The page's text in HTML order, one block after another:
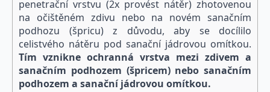
penetrační vrstvu (2x provést nátěr) zhotovenou
na očištěném zdivu nebo na novém sanačním
podhozu (špricu) z důvodu, aby se docílilo
celistvého nátěru pod sanační jádrovou omítkou.
Tím vznikne ochranná vrstva mezi zdivem a
sanačním podhozem (špricem) nebo sanačním
podhozem a sanační jádrovou omítkou.